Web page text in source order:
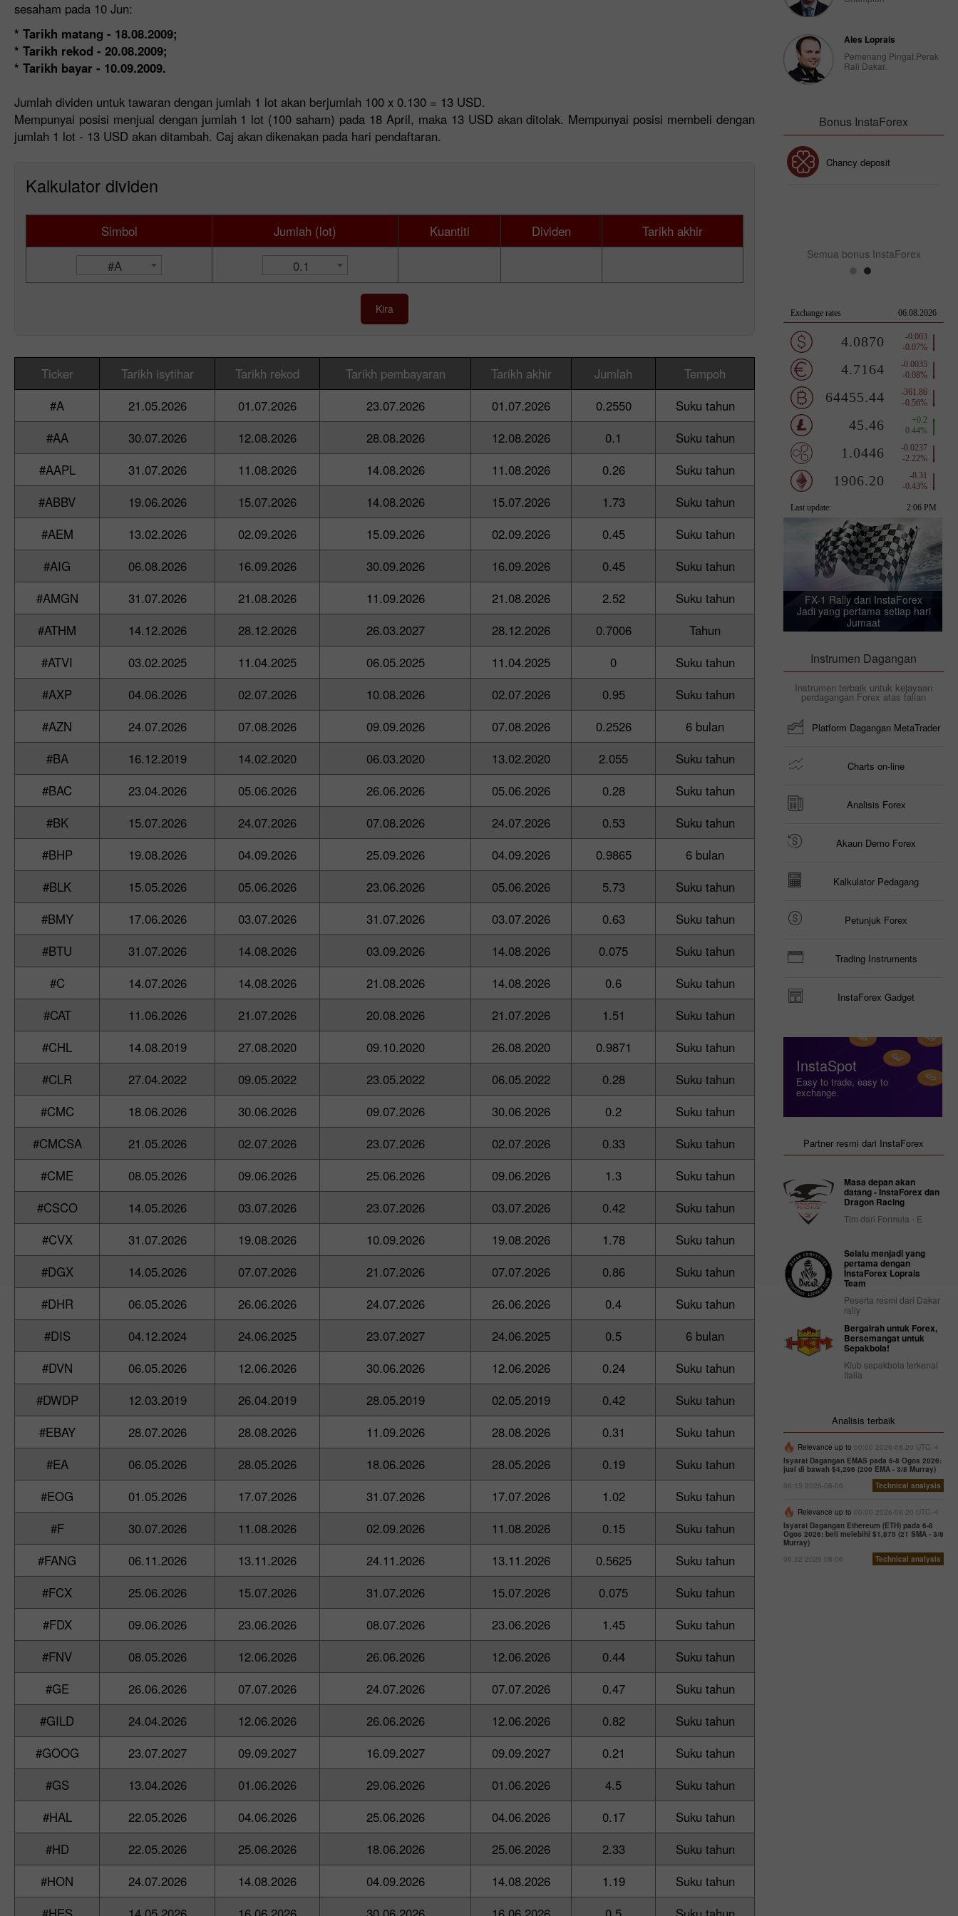
sesaham pada 10 Jun:
* Tarikh matang - 18.08.2009;
* Tarikh rekod - 20.08.2009;
* Tarikh bayar - 10.09.2009.
Jumlah dividen untuk tawaran dengan jumlah 1 lot akan berjumlah 100 x 0.130 = 13 USD.
Mempunyai posisi menjual dengan jumlah 1 lot (100 saham) pada 18 April, maka 13 USD akan ditolak. Mempunyai posisi membeli dengan
jumlah 1 lot - 13 USD akan ditambah. Caj akan dikenakan pada hari pendaftaran.
Kalkulator dividen
Simbol Jumlah (lot) Kuantiti Dividen Tarikh akhir
#A 0.1
Kira
Ticker Tarikh isytihar Tarikh rekod Tarikh pembayaran Tarikh akhir Jumlah
Tempoh
#A
21.05.2026 01.07.2026 23.07.2026 01.07.2026 0.2550
Suku tahun
#AA
30.07.2026 12.08.2026 28.08.2026 12.08.2026 0.1
Suku tahun
#AAPL
31.07.2026 11.08.2026 14.08.2026 11.08.2026 0.26
Suku tahun
#ABBV
19.06.2026 15.07.2026 14.08.2026 15.07.2026 1.73
Suku tahun
#AEM
13.02.2026 02.09.2026 15.09.2026 02.09.2026 0.45
Suku tahun
#AIG
06.08.2026 16.09.2026 30.09.2026 16.09.2026 0.45
Suku tahun
#AMGN
31.07.2026 21.08.2026 11.09.2026 21.08.2026 2.52
Suku tahun
#ATHM
14.12.2026 28.12.2026 26.03.2027 28.12.2026 0.7006
Tahun
#ATVI
03.02.2025 11.04.2025 06.05.2025 11.04.2025 0
Suku tahun
#AXP
04.06.2026 02.07.2026 10.08.2026 02.07.2026 0.95
Suku tahun
#AZN
24.07.2026 07.08.2026 09.09.2026 07.08.2026 0.2526
6 bulan
#BA
16.12.2019 14.02.2020 06.03.2020 13.02.2020 2.055
Suku tahun
#BAC
23.04.2026 05.06.2026 26.06.2026 05.06.2026 0.28
Suku tahun
#BK
15.07.2026 24.07.2026 07.08.2026 24.07.2026 0.53
Suku tahun
#BHP
19.08.2026 04.09.2026 25.09.2026 04.09.2026 0.9865
6 bulan
#BLK
15.05.2026 05.06.2026 23.06.2026 05.06.2026 5.73
Suku tahun
#BMY
17.06.2026 03.07.2026 31.07.2026 03.07.2026 0.63
Suku tahun
#BTU
31.07.2026 14.08.2026 03.09.2026 14.08.2026 0.075
Suku tahun
#C
14.07.2026 14.08.2026 21.08.2026 14.08.2026 0.6
Suku tahun
#CAT
11.06.2026 21.07.2026 20.08.2026 21.07.2026 1.51
Suku tahun
#CHL
14.08.2019 27.08.2020 09.10.2020 26.08.2020 0.9871
Suku tahun
#CLR
27.04.2022 09.05.2022 23.05.2022 06.05.2022 0.28
Suku tahun
#CMC
18.06.2026 30.06.2026 09.07.2026 30.06.2026 0.2
Suku tahun
#CMCSA
21.05.2026 02.07.2026 23.07.2026 02.07.2026 0.33
Suku tahun
#CME
08.05.2026 09.06.2026 25.06.2026 09.06.2026 1.3
Suku tahun
#CSCO
14.05.2026 03.07.2026 23.07.2026 03.07.2026 0.42
Suku tahun
#CVX
31.07.2026 19.08.2026 10.09.2026 19.08.2026 1.78
Suku tahun
#DGX
14.05.2026 07.07.2026 21.07.2026 07.07.2026 0.86
Suku tahun
#DHR
06.05.2026 26.06.2026 24.07.2026 26.06.2026 0.4
Suku tahun
#DIS
04.12.2024 24.06.2025 23.07.2027 24.06.2025 0.5
6 bulan
#DVN
06.05.2026 12.06.2026 30.06.2026 12.06.2026 0.24
Suku tahun
#DWDP
12.03.2019 26.04.2019 28.05.2019 02.05.2019 0.42
Suku tahun
#EBAY
28.07.2026 28.08.2026 11.09.2026 28.08.2026 0.31
Suku tahun
#EA
06.05.2026 28.05.2026 18.06.2026 28.05.2026 0.19
Suku tahun
#EOG
01.05.2026 17.07.2026 31.07.2026 17.07.2026 1.02
Suku tahun
#F
30.07.2026 11.08.2026 02.09.2026 11.08.2026 0.15
Suku tahun
#FANG
06.11.2026 13.11.2026 24.11.2026 13.11.2026 0.5625
Suku tahun
#FCX
25.06.2026 15.07.2026 31.07.2026 15.07.2026 0.075
Suku tahun
#FDX
09.06.2026 23.06.2026 08.07.2026 23.06.2026 1.45
Suku tahun
#FNV
08.05.2026 12.06.2026 26.06.2026 12.06.2026 0.44
Suku tahun
#GE
26.06.2026 07.07.2026 24.07.2026 07.07.2026 0.47
Suku tahun
#GILD
24.04.2026 12.06.2026 26.06.2026 12.06.2026 0.82
Suku tahun
#GOOG
23.07.2027 09.09.2027 16.09.2027 09.09.2027 0.21
Suku tahun
#GS
13.04.2026 01.06.2026 29.06.2026 01.06.2026 4.5
Suku tahun
#HAL
22.05.2026 04.06.2026 25.06.2026 04.06.2026 0.17
Suku tahun
#HD
22.05.2026 25.06.2026 18.06.2026 25.06.2026 2.33
Suku tahun
#HON
24.07.2026 14.08.2026 04.09.2026 14.08.2026 1.19
Suku tahun
Ales Loprais
Pemenang Pingat Perak
Rali Dakar.
Bonus InstaForex
Chancy deposit
Semua bonus InstaForex
FX-1 Rally dari InstaForex
Jadi yang pertama setiap hari
Jumaat
Instrumen Dagangan
Instrumen terbaik untuk kejayaan
perdagangan Forex atas talian
Platform Dagangan MetaTrader
Charts on-line
Analisis Forex
Akaun Demo Forex
Kalkulator Pedagang
Petunjuk Forex
Trading Instruments
InstaForex Gadget
InstaSpot
Easy to trade, easy to
exchange.
Partner resmi dari InstaForex
Masa depan akan
datang - InstaForex dan
Dragon Racing
Tim dari Formula - E
Selalu menjadi yang
pertama dengan
InstaForex Loprais
Team
Peserta resmi dari Dakar
rally
Bergairah untuk Forex,
Bersemangat untuk
Sepakbola!
Klub sepakbola terkenal
Italia
Analisis terbaik
Relevance up to 00:00 2026-08-20 UTC--4
Isyarat Dagangan EMAS pada 6-8 Ogos 2026:
jual di bawah $4,296 (200 EMA - 3/8 Murray)
06:15 2026-08-06
Technical analysis
Relevance up to 00:00 2026-08-20 UTC--4
Isyarat Dagangan Ethereum (ETH) pada 6-8
Ogos 2026: beli melebihi $1,875 (21 SMA - 3/8
Murray)
06:32 2026-08-06
Technical analysis